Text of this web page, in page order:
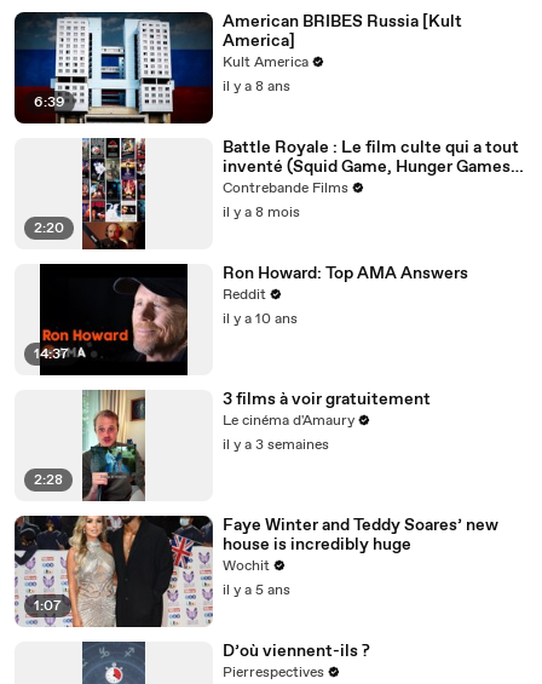
6:39
American BRIBES Russia [Kult
America]
Kult America
il y a 8 ans
2:20
Battle Royale : Le film culte qui a tout
inventé (Squid Game, Hunger Games,
Fortnite)
Contrebande Films
il y a 8 mois
14:37
Ron Howard: Top AMA Answers
Reddit
il y a 10 ans
2:28
3 films à voir gratuitement
Le cinéma d'Amaury
il y a 3 semaines
1:07
Faye Winter and Teddy Soares’ new
house is incredibly huge
Wochit
il y a 5 ans
D’où viennent-ils ?
Pierrespectives